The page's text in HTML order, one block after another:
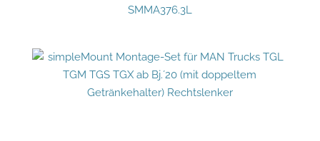
SMMA376.3L